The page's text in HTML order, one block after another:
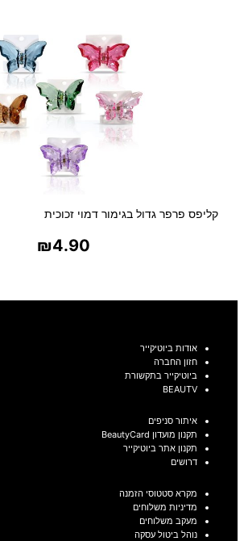
קליפס פרפר גדול בגימור דמוי זכוכית
₪4.90
אודות ביוטיקייר
חזון החברה
ביוטיקייר בתקשורת
BEAUTV
איתור סניפים
תקנון מועדון BeautyCard
תקנון אתר ביוטיקייר
דרושים
מקרא סטטוסי הזמנה
מדיניות משלוחים
מעקב משלוחים
נוהל ביטול עסקה